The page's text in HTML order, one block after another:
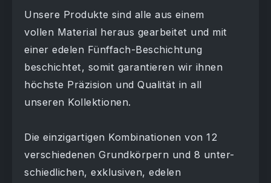
Unsere Produkte sind alle aus einem
vollen Material heraus gearbeitet und mit
einer edelen Fünffach-Beschichtung
beschichtet, somit garantieren wir ihnen
höchste Präzision und Qualität in all
unseren Kollektionen.
Die einzigartigen Kombinationen von 12
verschiedenen Grundkörpern und 8 unter-
schiedlichen, exklusiven, edelen